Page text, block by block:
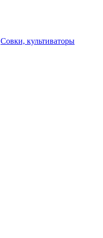
Совки, культиваторы